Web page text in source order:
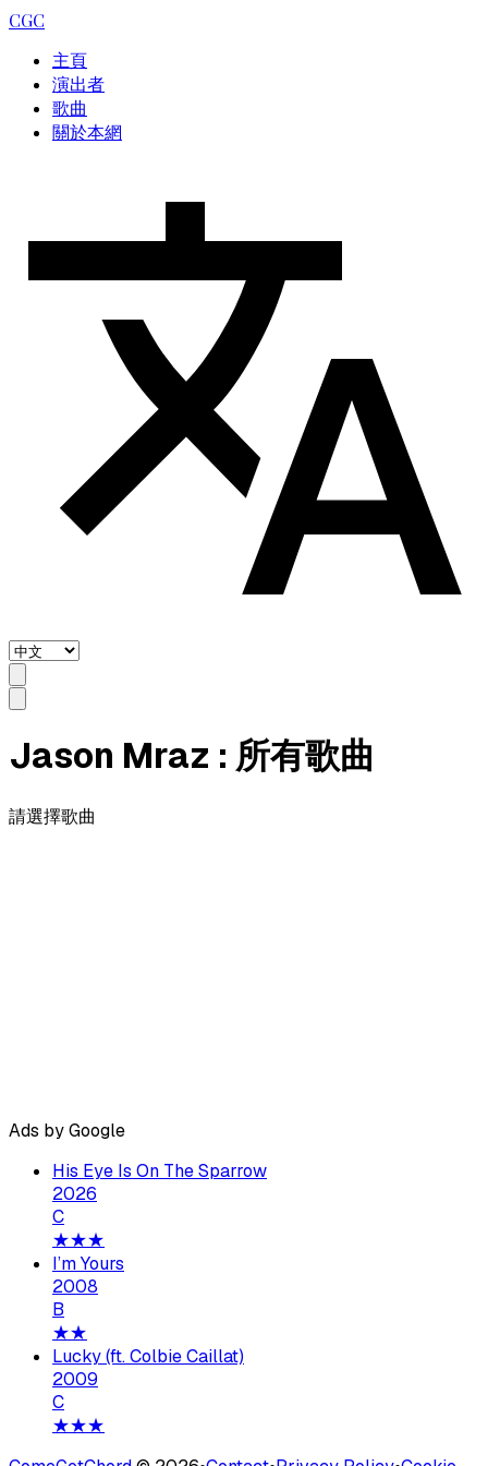
CGC
主頁
演出者
歌曲
關於本網
Jason Mraz : 所有歌曲
請選擇歌曲
Ads by Google
His Eye Is On The Sparrow
2026
C
★★★
I’m Yours
2008
B
★★
Lucky (ft. Colbie Caillat)
2009
C
★★★